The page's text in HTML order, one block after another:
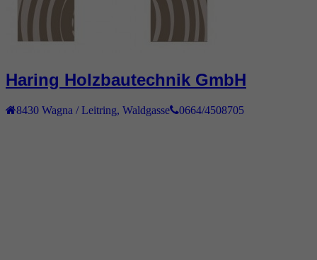
Haring Holzbautechnik GmbH
8430 Wagna / Leitring Waldgasse 0664/4508705